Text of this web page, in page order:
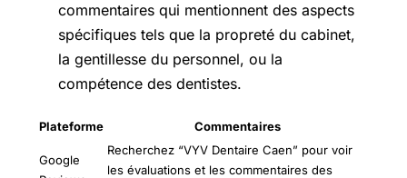
commentaires qui mentionnent des aspects
spécifiques tels que la propreté du cabinet,
la gentillesse du personnel, ou la
compétence des dentistes.
Plateforme Commentaires
Google
Recherchez “VYV Dentaire Caen” pour voir
les évaluations et les commentaires des